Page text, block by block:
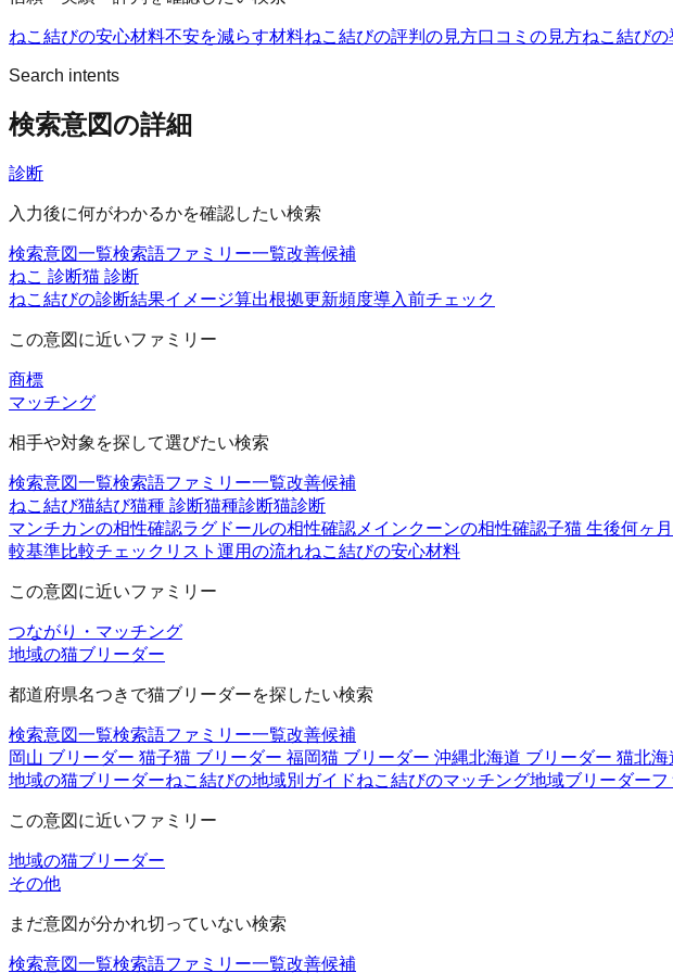
ねこ結びの安心材料不安を減らす材料ねこ結びの評判の見方口コミの見方ねこ結び
Search intents
検索意図の詳細
診断
入力後に何がわかるかを確認したい検索
検索意図一覧検索語ファミリー一覧改善候補
ねこ 診断猫 診断
ねこ結びの診断結果イメージ算出根拠更新頻度導入前チェック
この意図に近いファミリー
商標
マッチング
相手や対象を探して選びたい検索
検索意図一覧検索語ファミリー一覧改善候補
ねこ結び猫結び猫種 診断猫種診断猫診断
マンチカンの相性確認ラグドールの相性確認メインクーンの相性確認子猫 生後何ヶ
較基準比較チェックリスト 運用の流れねこ結びの安心材料
この意図に近いファミリー
つながり・マッチング
地域の猫ブリーダー
都道府県名つきで猫ブリーダーを探したい検索
検索意図一覧検索語ファミリー一覧改善候補
岡山 ブリーダー 猫子猫 ブリーダー 福岡猫 ブリーダー 沖縄北海道 ブリーダー 猫北海
地域の猫ブリーダーねこ結びの地域別ガイドねこ結びのマッチング地域ブリーダーフ
この意図に近いファミリー
地域の猫ブリーダー
その他
まだ意図が分かれ切っていない検索
検索意図一覧検索語ファミリー一覧改善候補